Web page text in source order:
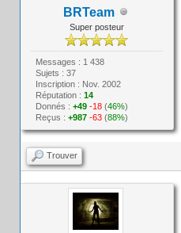
BRTeam
Super posteur
Messages : 1 438
Sujets : 37
Inscription : Nov. 2002
Réputation : 14
Donnés : +49 -18(46%)
Reçus : +987 -63(88%)
Trouver